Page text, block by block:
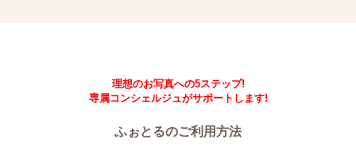
理想のお写真への5ステップ!
専属コンシェルジュがサポートします!
ふぉとるのご利用方法